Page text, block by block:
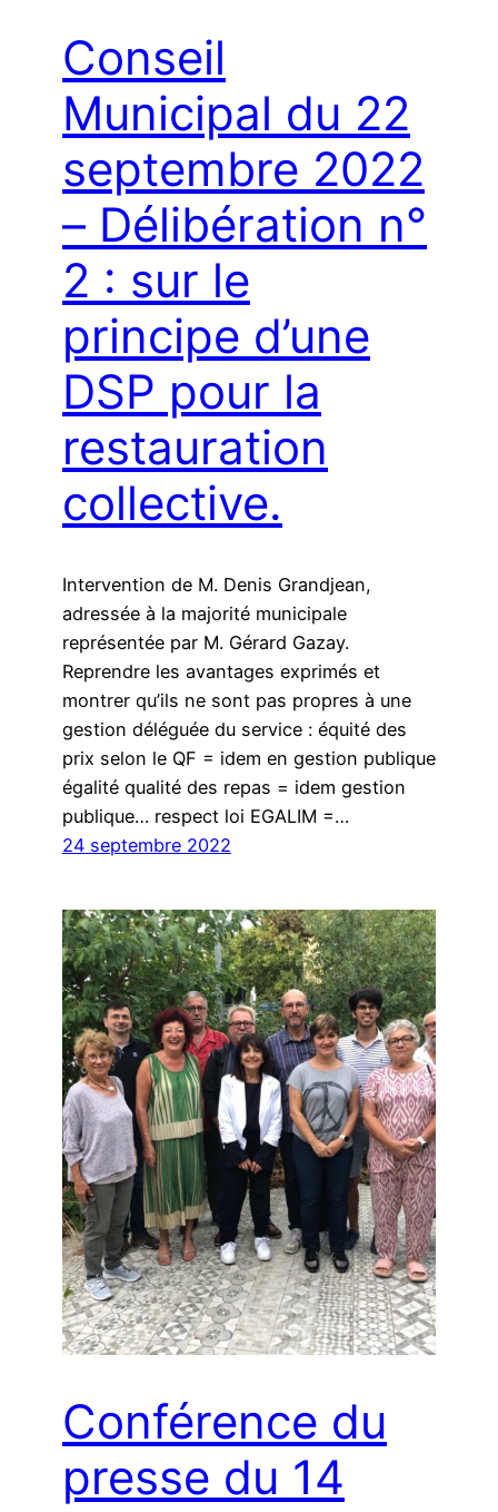
Conseil
Municipal du 22
septembre 2022
– Délibération n°
2 : sur le
principe d’une
DSP pour la
restauration
collective.
Intervention de M. Denis Grandjean,
adressée à la majorité municipale
représentée par M. Gérard Gazay.
Reprendre les avantages exprimés et
montrer qu’ils ne sont pas propres à une
gestion déléguée du service : équité des
prix selon le QF = idem en gestion publique
égalité qualité des repas = idem gestion
publique… respect loi EGALIM =…
24 septembre 2022
Conférence du
presse du 14